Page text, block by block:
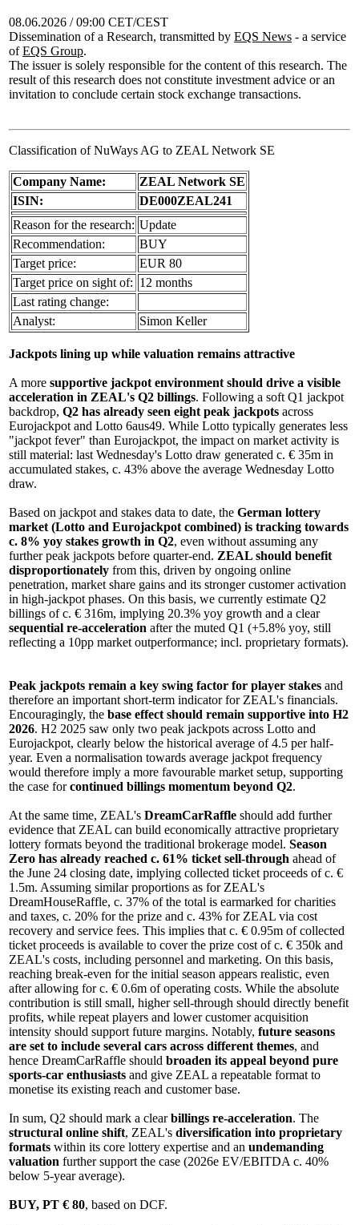
08.06.2026 / 09:00 CET/CEST
Dissemination of a Research, transmitted by EQS News - a service
ofEQS Group.
The issuer is solely responsible for the content of this research. The
result of this research does not constitute investment advice or an
invitation to conclude certain stock exchange transactions.
Classification of NuWays AG to ZEAL Network SE
Company Name:
ZEAL Network SE
ISIN:
DE000ZEAL241
Reason for the research: Update
Recommendation:
BUY
Target price:
EUR 80
Target price on sight of: 12 months
Last rating change:
Analyst:
Simon Keller
Jackpots lining up while valuation remains attractive
A more supportive jackpot environment should drive a visible
acceleration in ZEAL's Q2 billings. Following a soft Q1 jackpot
backdrop, Q2 has already seen eight peak jackpots across
Eurojackpot and Lotto 6aus49. While Lotto typically generates less
"jackpot fever" than Eurojackpot, the impact on market activity is
still material: last Wednesday's Lotto draw generated c. € 35m in
accumulated stakes, c. 43% above the average Wednesday Lotto
draw.
Based on jackpot and stakes data to date, the German lottery
market (Lotto and Eurojackpot combined) is tracking towards
c. 8% yoy stakes growth in Q2, even without assuming any
further peak jackpots before quarter-end. ZEAL should benefit
disproportionately from this, driven by ongoing online
penetration, market share gains and its stronger customer activation
in high-jackpot phases. On this basis, we currently estimate Q2
billings of c. € 316m, implying 20.3% yoy growth and a clear
sequential re-acceleration after the muted Q1 (+5.8% yoy, still
reflecting a 10pp market outperformance; incl. proprietary formats).
Peak jackpots remain a key swing factor for player stakes and
therefore an important short-term indicator for ZEAL's financials.
Encouragingly, the base effect should remain supportive into H2
2026. H2 2025 saw only two peak jackpots across Lotto and
Eurojackpot, clearly below the historical average of 4.5 per half-
year. Even a normalisation towards average jackpot frequency
would therefore imply a more favourable market setup, supporting
the case forcontinued billings momentum beyond Q2.
At the same time, ZEAL's DreamCarRaffle should add further
evidence that ZEAL can build economically attractive proprietary
lottery formats beyond the traditional brokerage model. Season
Zero has already reached c. 61% ticket sell-through ahead of
the June 24 closing date, implying collected ticket proceeds of c. €
1.5m. Assuming similar proportions as for ZEAL's
DreamHouseRaffle, c. 37% of the total is earmarked for charities
and taxes, c. 20% for the prize and c. 43% for ZEAL via cost
recovery and service fees. This implies that c. € 0.95m of collected
ticket proceeds is available to cover the prize cost of c. € 350k and
ZEAL's costs, including personnel and marketing. On this basis,
reaching break-even for the initial season appears realistic, even
after allowing for c. € 0.6m of operating costs. While the absolute
contribution is still small, higher sell-through should directly benefit
profits, while repeat players and lower customer acquisition
intensity should support future margins. Notably, future seasons
are set to include several cars across different themes, and
hence DreamCarRaffle should broaden its appeal beyond pure
sports-car enthusiasts and give ZEAL a repeatable format to
monetise its existing reach and customer base.
In sum, Q2 should mark a clearbillings re-acceleration. The
structural online shift, ZEAL's diversification into proprietary
formats within its core lottery expertise and an undemanding
valuation further support the case (2026e EV/EBITDA c. 40%
below 5-year average).
BUY, PT € 80, based on DCF.